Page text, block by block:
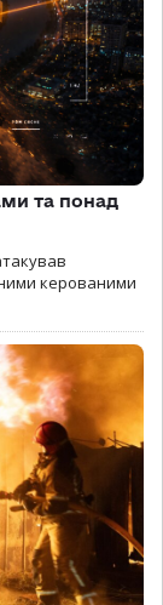
та понад
керованими